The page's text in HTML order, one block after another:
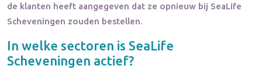
de klanten heeft aangegeven dat ze opnieuw bij SeaLife
Scheveningen zouden bestellen.
In welke sectoren is SeaLife
Scheveningen actief?